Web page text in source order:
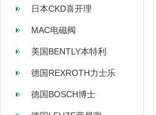
阀
日本CKD喜开理
MAC电磁阀
美国BENTLY本特利
德国REXROTH力士乐
德国BOSCH博士